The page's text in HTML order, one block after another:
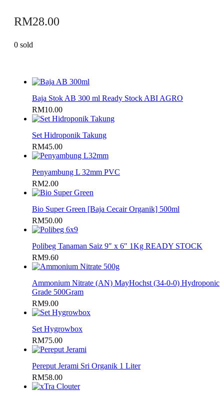
RM28.00
0 sold
Baja Stok AB 300 ml Ready Stock ABI AGRO
RM10.00
Set Hidroponik Takung
RM45.00
Penyambung L 32mm PVC
RM2.00
Bio Super Green [Baja Cecair Organik] 500ml
RM50.00
Polibeg Tanaman Saiz 9″ x 6″ 1Kg READY STOCK
RM9.60
Ammonium Nitrate (AN) MayHochst (34-0-0) Hydroponic
Grade 500Gram
RM9.00
Set Hygrowbox
RM75.00
Pereput Jerami Sri Organik 1 Liter
RM58.00